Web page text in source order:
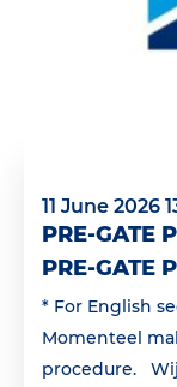
11 June 2026
PRE-GATE
PRE-GATE
* For English
Momenteel
procedure.